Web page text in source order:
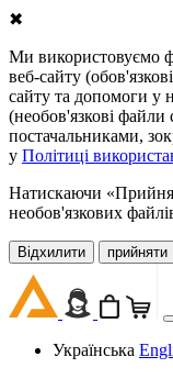
✖
Ми використовуємо
веб-сайту
сайту та допомоги у
(необов'язкові файли
постачальниками,
у Політиці
Натискаючи
необов'язкових
Відхилити прийняти
Українська